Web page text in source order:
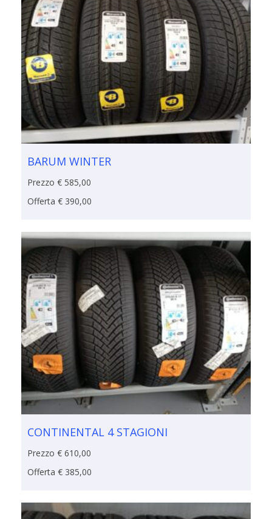
BARUM WINTER
Prezzo € 585,00
Offerta € 390,00
CONTINENTAL 4 STAGIONI
Prezzo € 610,00
Offerta € 385,00